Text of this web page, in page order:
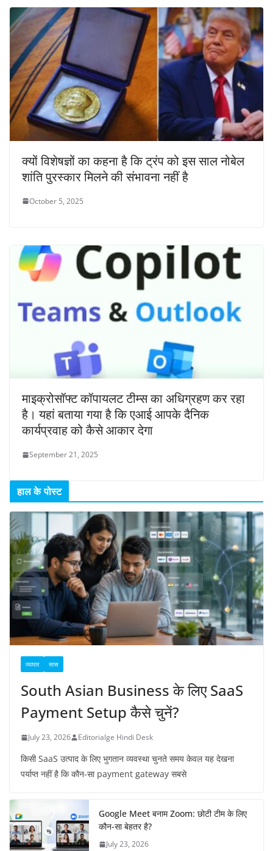
क्यों विशेषज्ञों का कहना है कि ट्रंप को इस साल नोबेल
शांति पुरस्कार मिलने की संभावना नहीं है
October 5, 2025
माइक्रोसॉफ्ट कॉपायलट टीम्स का अधिग्रहण कर रहा
है। यहां बताया गया है कि एआई आपके दैनिक
कार्यप्रवाह को कैसे आकार देगा
September 21, 2025
हाल के पोस्ट
व्यापार सास
South Asian Business के लिए SaaS
Payment Setup कैसे चुनें?
July 23, 2026 Editorialge Hindi Desk
किसी SaaS उत्पाद के लिए भुगतान व्यवस्था चुनते समय केवल यह देखना
पर्याप्त नहीं है कि कौन-सा payment gateway सबसे
Google Meet बनाम Zoom: छोटी टीम के लिए
कौन-सा बेहतर है?
July 23, 2026